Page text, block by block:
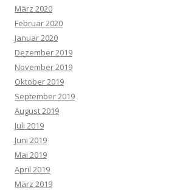
März 2020
Februar 2020
Januar 2020
Dezember 2019
November 2019
Oktober 2019
September 2019
August 2019
Juli 2019
Juni 2019
Mai 2019
April 2019
März 2019